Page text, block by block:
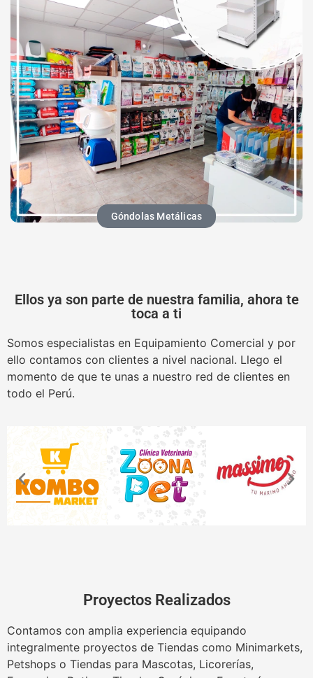
Góndolas Metálicas
Ellos ya son parte de nuestra familia, ahora te
toca a ti
Somos especialistas en Equipamiento Comercial y por
ello contamos con clientes a nivel nacional. Llego el
momento de que te unas a nuestro red de clientes en
todo el Perú.
Proyectos Realizados
Contamos con amplia experiencia equipando
integralmente proyectos de Tiendas como Minimarkets,
Petshops o Tiendas para Mascotas, Licorerías,